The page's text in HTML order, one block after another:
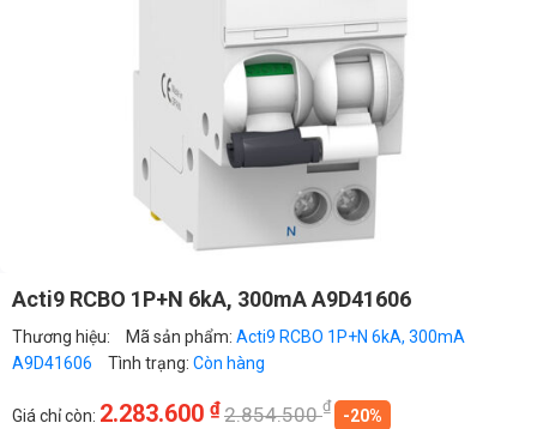
Acti9 RCBO 1P+N 6kA, 300mA A9D41606
Thương hiệu: Mã sản phẩm: Acti9 RCBO 1P+N 6kA, 300mA
A9D41606
Tình trạng: Còn hàng
Giá chỉ còn: 2.283.600 ₫2.854.500₫
-20%